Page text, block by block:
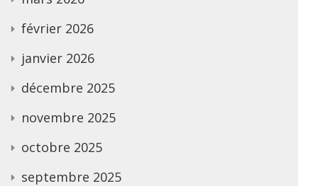
février 2026
janvier 2026
décembre 2025
novembre 2025
octobre 2025
septembre 2025